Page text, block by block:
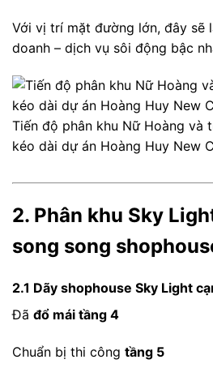
Với vị trí mặt đường lớn, đây sẽ
doanh – dịch vụ sôi động bậc
Tiến độ phân khu Nữ Hoàng và
kéo dài dự án Hoàng Huy New
2. Phân khu Sky
song song
2.1 Dãy shophouse Sky Light
Đã đổ mái tầng 4
Chuẩn bị thi công tầng 5